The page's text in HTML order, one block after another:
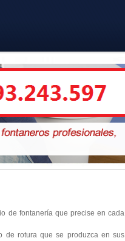
de fontanería que precise en cada
de rotura que se produzca en sus